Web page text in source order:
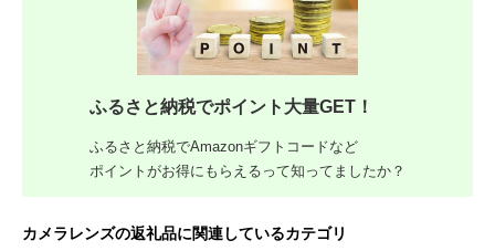
ふるさと納税でポイント大量GET！
ふるさと納税でAmazonギフトコードなど
ポイントがお得にもらえるって知ってましたか？
カメラレンズの返礼品に関連しているカテゴリ